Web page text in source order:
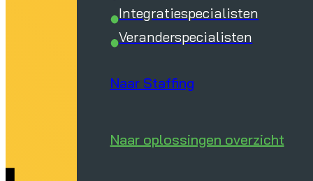
Integratiespecialisten
Veranderspecialisten
Naar Staffing
Naar oplossingen overzicht